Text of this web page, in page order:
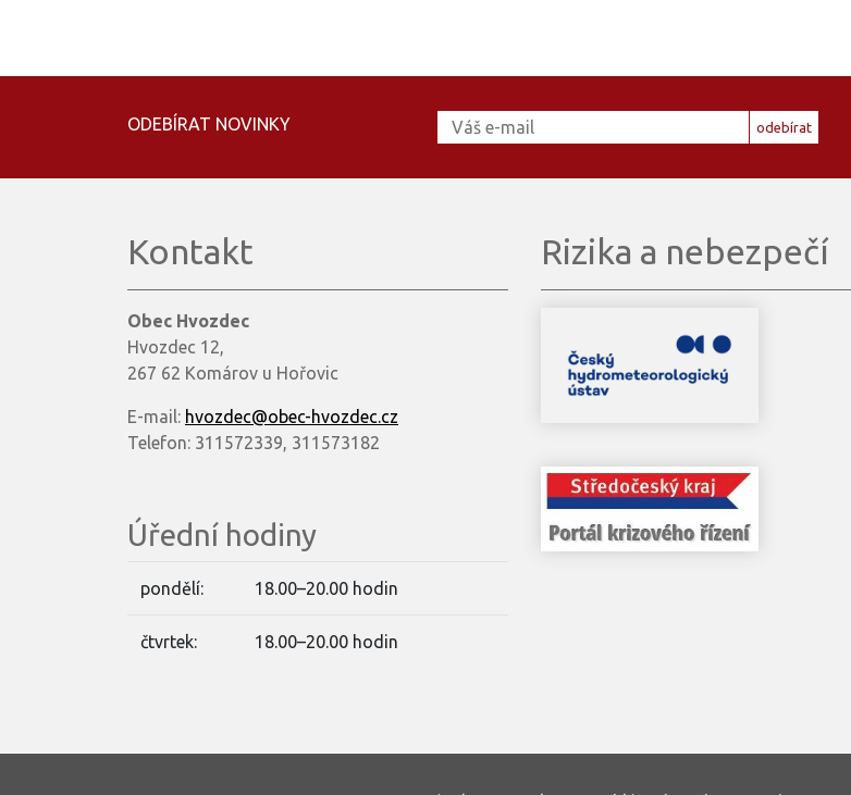
ODEBÍRAT NOVINKY odebírat
Kontakt
Obec Hvozdec
Hvozdec 12,
267 62 Komárov u Hořovic
E-mail: hvozdec@obec-hvozdec.cz
Telefon: 311572339, 311573182
Úřední hodiny
pondělí: 18.00–20.00 hodin
čtvrtek: 18.00–20.00 hodin
Rizika a nebezpečí